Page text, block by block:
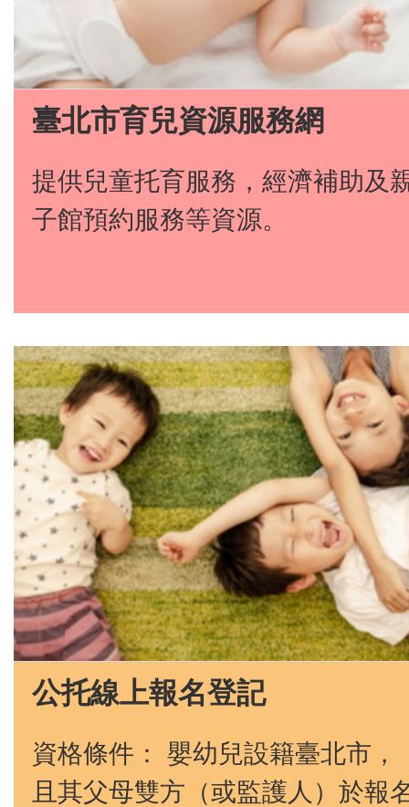
臺北市育兒資源服務網
提供兒童托育服務，經濟補助及
子館預約服務等資源。
公托線上報名登記
資格條件： 嬰幼兒設籍臺北市，
且其父母雙方（或監護人）於報